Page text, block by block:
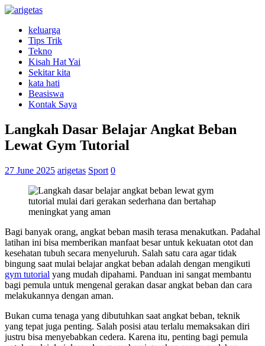
keluarga
Tips Trik
Tekno
Kisah Hat Yai
Sekitar kita
kata hati
Beasiswa
Kontak Saya
Langkah Dasar Belajar Angkat Beban
Lewat Gym Tutorial
27 June 2025 arigetas Sport 0
Bagi banyak orang, angkat beban masih terasa menakutkan. Padahal
latihan ini bisa memberikan manfaat besar untuk kekuatan otot dan
kesehatan tubuh secara menyeluruh. Salah satu cara agar tidak
bingung saat mulai belajar angkat beban adalah dengan mengikuti
gym tutorial yang mudah dipahami. Panduan ini sangat membantu
bagi pemula untuk mengenal gerakan dasar angkat beban dan cara
melakukannya dengan aman.
Bukan cuma tenaga yang dibutuhkan saat angkat beban, teknik
yang tepat juga penting. Salah posisi atau terlalu memaksakan diri
justru bisa menyebabkan cedera. Karena itu, penting bagi pemula